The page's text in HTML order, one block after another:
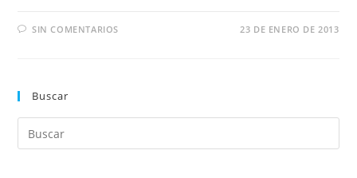
SIN COMENTARIOS 23 DE ENERO DE 2013
Buscar